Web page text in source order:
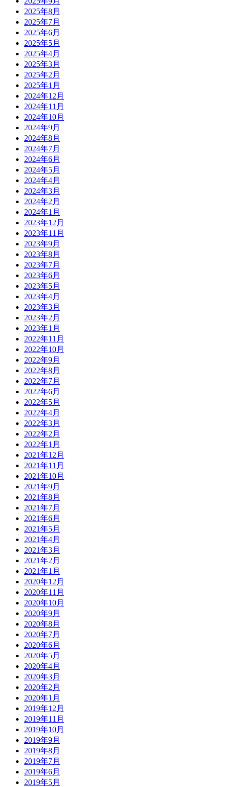
2025年8月
2025年7月
2025年6月
2025年5月
2025年4月
2025年3月
2025年2月
2025年1月
2024年12月
2024年11月
2024年10月
2024年9月
2024年8月
2024年7月
2024年6月
2024年5月
2024年4月
2024年3月
2024年2月
2024年1月
2023年12月
2023年11月
2023年9月
2023年8月
2023年7月
2023年6月
2023年5月
2023年4月
2023年3月
2023年2月
2023年1月
2022年11月
2022年10月
2022年9月
2022年8月
2022年7月
2022年6月
2022年5月
2022年4月
2022年3月
2022年2月
2022年1月
2021年12月
2021年11月
2021年10月
2021年9月
2021年8月
2021年7月
2021年6月
2021年5月
2021年4月
2021年3月
2021年2月
2021年1月
2020年12月
2020年11月
2020年10月
2020年9月
2020年8月
2020年7月
2020年6月
2020年5月
2020年4月
2020年3月
2020年2月
2020年1月
2019年12月
2019年11月
2019年10月
2019年9月
2019年8月
2019年7月
2019年6月
2019年5月